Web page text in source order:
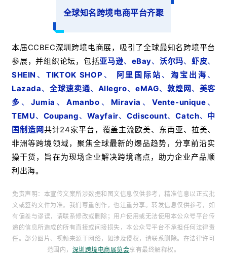
全球知名跨境电商平台齐聚
本届CCBEC深圳跨境电商展，吸引了全球最知名跨境平台
参展，并组织论坛，包括亚马逊、 eBay、 沃尔玛、 虾皮、
SHEIN 、TIKTOK SHOP 、 阿里国际站 、淘宝出海 、
Lazada、 全球速卖通、 Allegro、 eMAG、 敦煌网 、 美客
多 、 Jumia 、Amanbo 、 Miravia 、Vente-unique 、
TEMU、 Coupang、 Wayfair、 Cdiscount、Catch、 中
国制造网共计24家平台，覆盖主流欧美、东南亚、拉美、
非洲等跨境领域，聚焦全球最新的爆品趋势，分享前沿实
操干货，旨在为现场企业解决跨境痛点，助力企业产品顺
利出海。
免责声明：本宣传文案所涉数据和图文信息仅供参考，精准信息以正式批
文或签约文件为准。我们尊重创作，也注重分享。转发信息仅供参考，如
有偏差与谬误，请联系修改或删除；用户使用或无法使用本公众号平台传
递的信息所造成的所有直接或间接损失，本公众号平台不承担任何法律责
任。部分图片、视频来源于网络，如涉及侵权，请联系删除。在法律许可
范围内， 深圳跨境电商展览会享有最终解释权。